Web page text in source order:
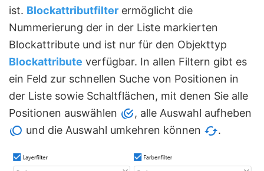
ist. Blockattributfilter ermöglicht die
Nummerierung der in der Liste markierten
Blockattribute und ist nur für den Objekttyp
Blockattribute verfügbar. In allen Filtern gibt es
ein Feld zur schnellen Suche von Positionen in
der Liste sowie Schaltflächen, mit denen Sie alle
Positionen auswählen
, alle Auswahl aufheben
und die Auswahl umkehren können
.